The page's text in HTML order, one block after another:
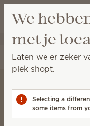
Manon
We
met je
Laten we er zeker
plek shopt.
Selecting a
some items from